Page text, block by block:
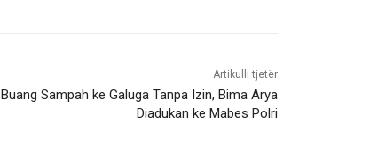
Artikulli tjetër
Buang Sampah ke Galuga Tanpa Izin, Bima Arya
Diadukan ke Mabes Polri